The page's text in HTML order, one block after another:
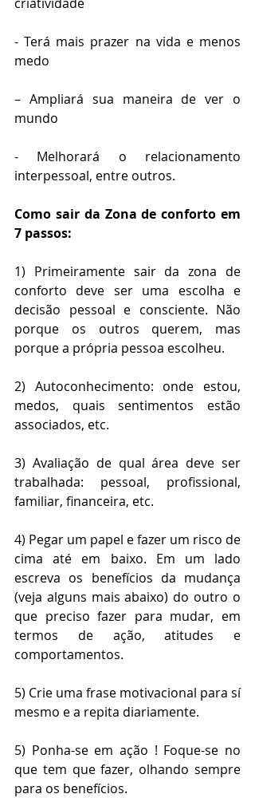
- Terá mais prazer na vida e menos
medo
– Ampliará sua maneira de ver o
mundo
- Melhorará o relacionamento
interpessoal, entre outros.
Como sair da Zona de conforto em
7 passos:
1) Primeiramente sair da zona de
conforto deve ser uma escolha e
decisão pessoal e consciente. Não
porque os outros querem, mas
porque a própria pessoa escolheu.
2) Autoconhecimento: onde estou,
medos, quais sentimentos estão
associados, etc.
3) Avaliação de qual área deve ser
trabalhada: pessoal, profissional,
familiar, financeira, etc.
4) Pegar um papel e fazer um risco de
cima até em baixo. Em um lado
escreva os benefícios da mudança
(veja alguns mais abaixo) do outro o
que preciso fazer para mudar, em
termos de ação, atitudes e
comportamentos.
5) Crie uma frase motivacional para sí
mesmo e a repita diariamente.
5) Ponha-se em ação ! Foque-se no
que tem que fazer, olhando sempre
para os benefícios.